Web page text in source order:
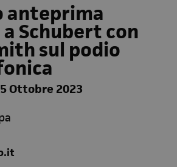
anteprima
Schubert con
sul podio
Ottobre 2023